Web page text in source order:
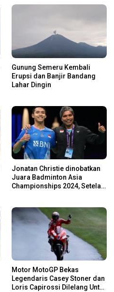
Gunung Semeru Kembali
Erupsi dan Banjir Bandang
Lahar Dingin
Jonatan Christie dinobatkan
Juara Badminton Asia
Championships 2024, Setelah
Motor MotoGP Bekas
Legendaris Casey Stoner dan
Loris Capirossi Dilelang Untuk